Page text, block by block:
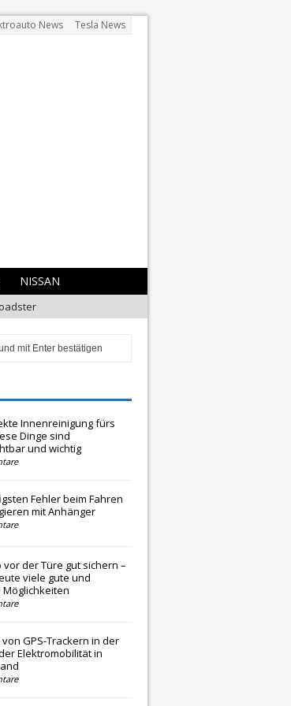
News Tesla News
NISSAN
Innenreinigung fürs
Dinge sind
und wichtig
Fehler beim Fahren
mit Anhänger
vor der Türe gut sichern –
viele gute und
von GPS-Trackern in der
Elektromobilität in